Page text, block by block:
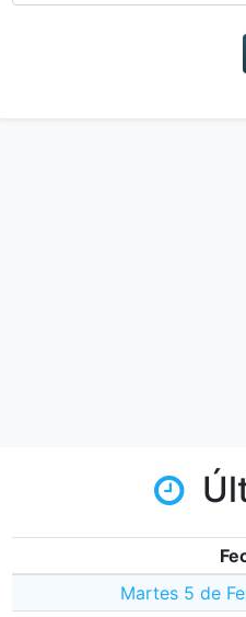
Martes 5 de